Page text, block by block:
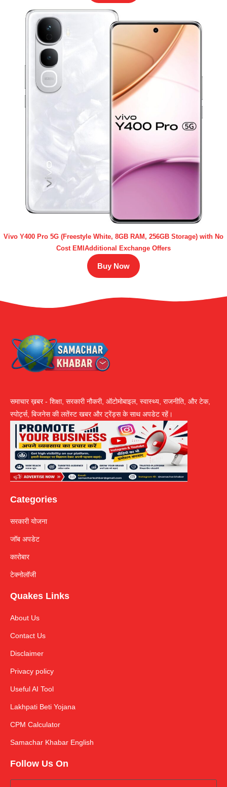
Vivo Y400 Pro 5G (Freestyle White, 8GB RAM, 256GB Storage) with No
Cost EMIAdditional Exchange Offers
Buy Now
समाचार ख़बर - शिक्षा, सरकारी नौकरी, ऑटोमोबाइल, स्वास्थ्य, राजनीति, और टेक,
स्पोर्ट्स, बिजनेस की लतेंस्ट खबर और ट्रेंड्स के साथ अपडेट रहें।
Categories
सरकारी योजना
जॉब अपडेट
कारोबार
टेक्नोलॉजी
Quakes Links
About Us
Contact Us
Disclaimer
Privacy policy
Useful AI Tool
Lakhpati Beti Yojana
CPM Calculator
Samachar Khabar English
Follow Us On